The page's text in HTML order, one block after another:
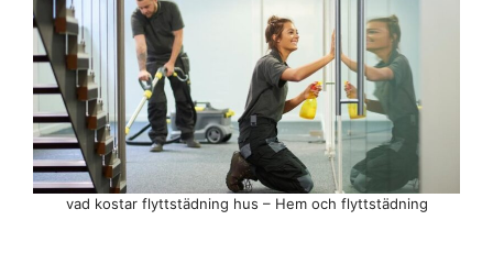
vad kostar flyttstädning hus – Hem och flyttstädning